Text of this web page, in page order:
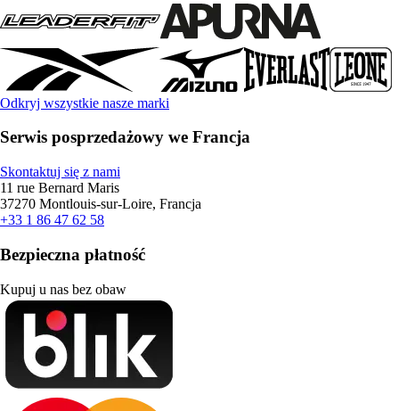
Odkryj wszystkie nasze marki
Serwis posprzedażowy we Francja
Skontaktuj się z nami
11 rue Bernard Maris
37270 Montlouis-sur-Loire, Francja
+33 1 86 47 62 58
Bezpieczna płatność
Kupuj u nas bez obaw